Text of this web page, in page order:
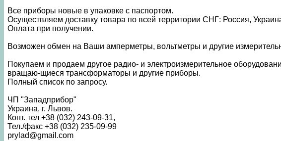
Все приборы новые в упаковке с паспортом.
Осуществляем доставку товара по всей территории СНГ: Россия,
Оплата при получении.
Возможен обмен на Ваши амперметры, вольтметры и другие
Покупаем и продаем другое радио- и электроизмерительное
вращаю-щиеся трансформаторы и другие приборы.
Полный список по запросу.
ЧП "Западприбор"
Украина, г. Львов.
Конт. тел +38 (032) 243-09-31,
Тел./факс +38 (032) 235-09-99
prylad@gmail.com